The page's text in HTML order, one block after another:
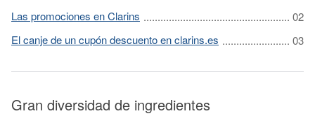
Las promociones en Clarins
El canje de un cupón descuento en clarins.es
Gran diversidad de ingredientes